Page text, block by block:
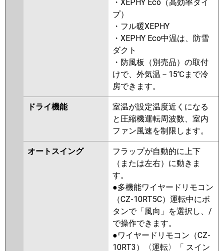
GP160RSHP3
FDTWK1605HP5SA-rak
FDTWK1605HP5SA
FDTWV1605HPA5SA-rak
FDTWV1605HPA5SA
FDTWK1605HP5S-rak
FDTWK1605HP5S
FDTWV1605HPA5S-rak
FDTWV1605HPA5S-rakuri-na
FDTWV1605HPA5S
パナソニック PA-P160L7KDNB PA-P160L7HDB
PA-P160L7HDNB PA-P160L7KDA
PA-P160L7KDNA PA-P160L7HDA
PA-P160L7HDNA
PA-P160L7KDN PA-P160L7HD
PA-P160L7HDN PA-P160L6KDB
PA-P160L6KDNB PA-P160L6HDB
PA-P160L6HDNB PA-P160L6KDA
PA-P160L6KDN1 PA-P160L6HDA
・XEPHY Eco（高効率タイ
プ）
・フル暖XEPHY
・XEPHY Eco中温は、防雪
ダクト
・防風板（別売品）の取付
けで、外気温－15℃まで冷
房できます。
ドライ機能
室温が設定温度近くになる
と圧縮機運転周波数、室内
ファン風速を制限します。
オートスイング
フラップが自動的に上下
（または左右）に動きま
す。
●多機能ワイヤードリモコン
（CZ-10RT5C）運転中にボ
タンで「風向」を選択し、/
で操作できます。
●ワイヤードリモコン（CZ-
10RT3）〈運転〉「 スイン